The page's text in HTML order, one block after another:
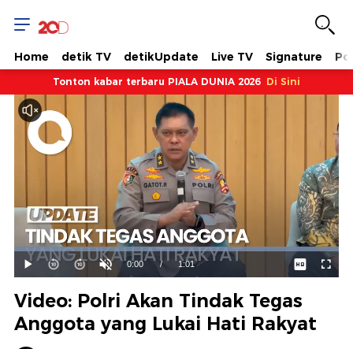
Home detik TV detikUpdate Live TV Signature
Tonton kabar terbaru PIALA DUNIA 2026 Di Sini
Mainkan
Suara
Hidup
Waktu
0:00 / Durasi
1:01
Dimuat:
100.00%
Video: Polri Akan Tindak Tegas
Anggota yang Lukai Hati Rakyat